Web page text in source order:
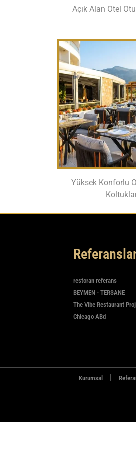
Açık Alan Otel
Yüksek Konforlu
restoran referans
BEYMEN - TERSANE
The Vibe Restaurant
Chicago ABd
Kurumsal |